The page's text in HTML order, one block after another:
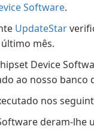
Software.
UpdateStar
mês.
Device
ao nosso banco
nos
deram-lhe